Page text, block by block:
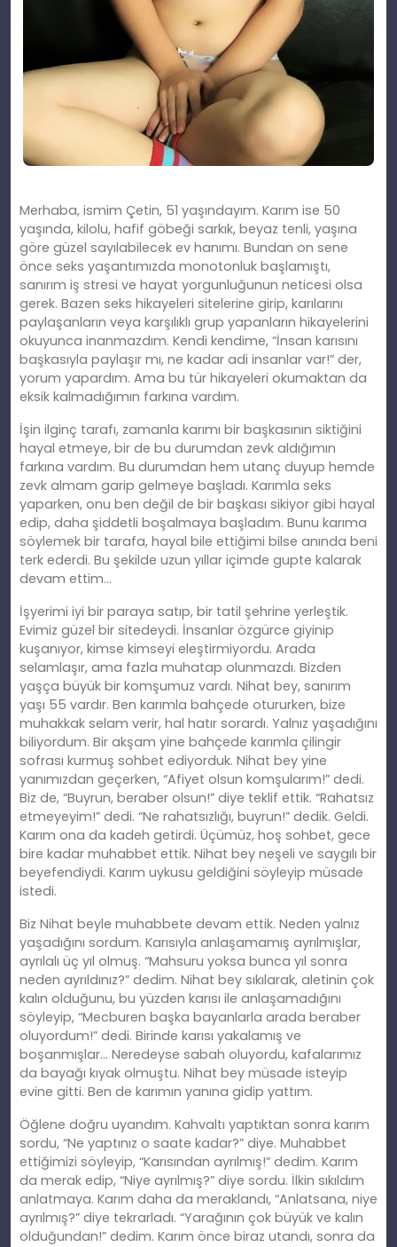
Merhaba, ismim Çetin, 51 yaşındayım. Karım ise 50
yaşında, kilolu, hafif göbeği sarkık, beyaz tenli, yaşına
göre güzel sayılabilecek ev hanımı. Bundan on sene
önce seks yaşantımızda monotonluk başlamıştı,
sanırım iş stresi ve hayat yorgunluğunun neticesi olsa
gerek. Bazen seks hikayeleri sitelerine girip, karılarını
paylaşanların veya karşılıklı grup yapanların hikayelerini
okuyunca inanmazdım. Kendi kendime, “İnsan karısını
başkasıyla paylaşır mı, ne kadar adi insanlar var!” der,
yorum yapardım. Ama bu tür hikayeleri okumaktan da
eksik kalmadığımın farkına vardım.
İşin ilginç tarafı, zamanla karımı bir başkasının siktiğini
hayal etmeye, bir de bu durumdan zevk aldığımın
farkına vardım. Bu durumdan hem utanç duyup hemde
zevk almam garip gelmeye başladı. Karımla seks
yaparken, onu ben değil de bir başkası sikiyor gibi hayal
edip, daha şiddetli boşalmaya başladım. Bunu karıma
söylemek bir tarafa, hayal bile ettiğimi bilse anında beni
terk ederdi. Bu şekilde uzun yıllar içimde gupte kalarak
devam ettim…
İşyerimi iyi bir paraya satıp, bir tatil şehrine yerleştik.
Evimiz güzel bir sitedeydi. İnsanlar özgürce giyinip
kuşanıyor, kimse kimseyi eleştirmiyordu. Arada
selamlaşır, ama fazla muhatap olunmazdı. Bizden
yaşça büyük bir komşumuz vardı. Nihat bey, sanırım
yaşı 55 vardır. Ben karımla bahçede otururken, bize
muhakkak selam verir, hal hatır sorardı. Yalnız yaşadığını
biliyordum. Bir akşam yine bahçede karımla çilingir
sofrası kurmuş sohbet ediyorduk. Nihat bey yine
yanımızdan geçerken, “Afiyet olsun komşularım!” dedi.
Biz de, “Buyrun, beraber olsun!” diye teklif ettik. “Rahatsız
etmeyeyim!” dedi. “Ne rahatsızlığı, buyrun!” dedik. Geldi.
Karım ona da kadeh getirdi. Üçümüz, hoş sohbet, gece
bire kadar muhabbet ettik. Nihat bey neşeli ve saygılı bir
beyefendiydi. Karım uykusu geldiğini söyleyip müsade
istedi.
Biz Nihat beyle muhabbete devam ettik. Neden yalnız
yaşadığını sordum. Karısıyla anlaşamamış ayrılmışlar,
ayrılalı üç yıl olmuş. “Mahsuru yoksa bunca yıl sonra
neden ayrıldınız?” dedim. Nihat bey sıkılarak, aletinin çok
kalın olduğunu, bu yüzden karısı ile anlaşamadığını
söyleyip, “Mecburen başka bayanlarla arada beraber
oluyordum!” dedi. Birinde karısı yakalamış ve
boşanmışlar… Neredeyse sabah oluyordu, kafalarımız
da bayağı kıyak olmuştu. Nihat bey müsade isteyip
evine gitti. Ben de karımın yanına gidip yattım.
Öğlene doğru uyandım. Kahvaltı yaptıktan sonra karım
sordu, “Ne yaptınız o saate kadar?” diye. Muhabbet
ettiğimizi söyleyip, “Karısından ayrılmış!” dedim. Karım
da merak edip, “Niye ayrılmış?” diye sordu. İlkin sıkıldım
anlatmaya. Karım daha da meraklandı, “Anlatsana, niye
ayrılmış?” diye tekrarladı. “Yarağının çok büyük ve kalın
olduğundan!” dedim. Karım önce biraz utandı, sonra da